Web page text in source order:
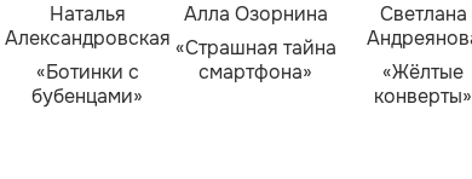
Наталья
Александровская
«Ботинки с
бубенцами»
Алла Озорнина
«Страшная тайна
смартфона»
Светлана
«Жёлтые
конверты»